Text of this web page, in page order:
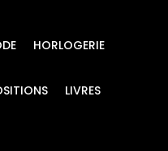
HORLOGERIE
LIVRES